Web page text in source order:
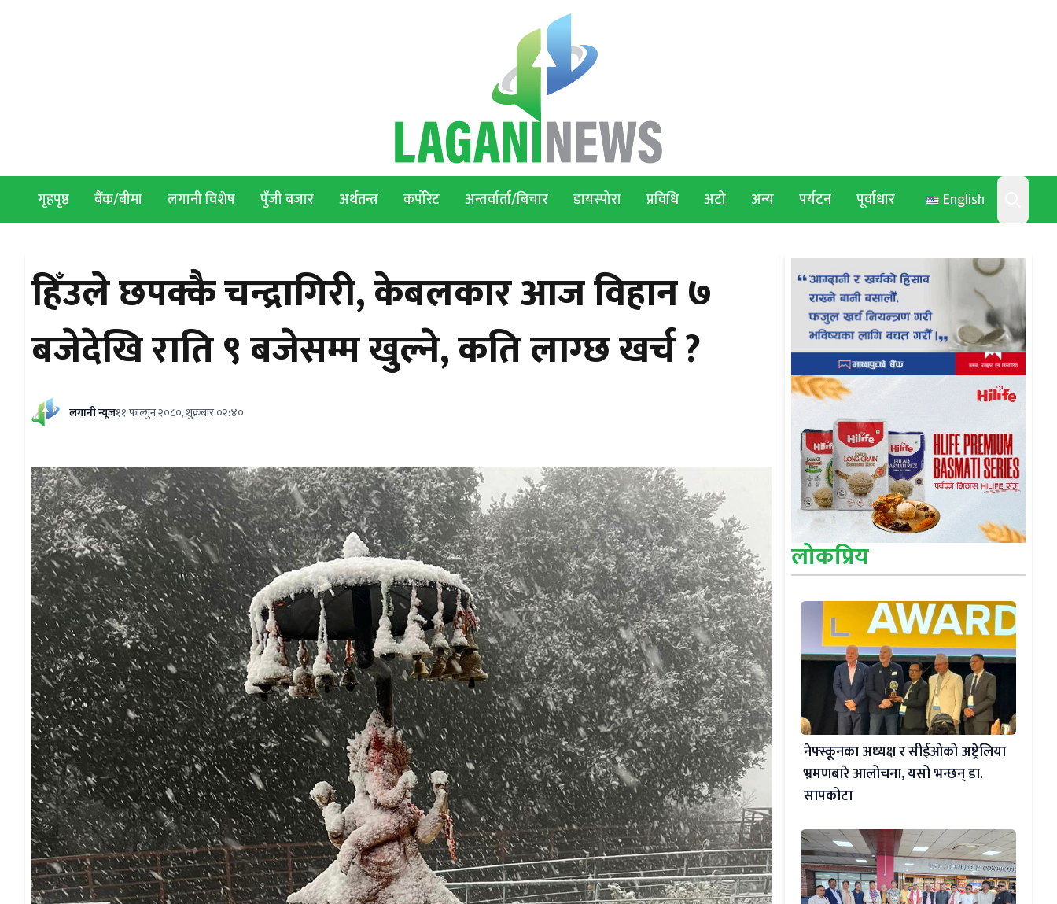
English
Search
गृहपृष्ठ बैंक/बीमा लगानी विशेष पुँजी बजार अर्थतन्त्र कर्पोरेट अन्तर्वार्ता/बिचार डायस्पोरा प्रविधि अटो अन्य पर्यटन पूर्वाधार
हिँउले छपक्कै चन्द्रागिरी, केबलकार आज विहान ७
बजेदेखि राति ९ बजेसम्म खुल्ने, कति लाग्छ खर्च ?
लगानी न्यूज११ फाल्गुन २०८०, शुक्रबार ०२:४०
लोकप्रिय
नेफ्स्कूनका अध्यक्ष र सीईओको अष्ट्रेलिया
भ्रमणबारे आलोचना, यसो भन्छन् डा‍.
सापकोटा